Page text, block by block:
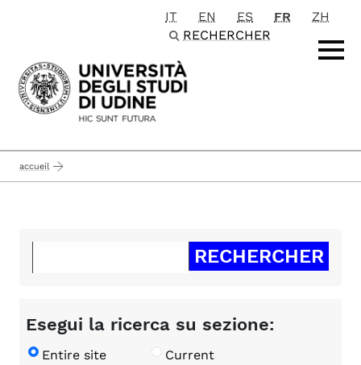
Passa al contenuto principale
IT EN ES FR
ZH
RECHERCHER
accueil
Esegui la ricerca su sezione:
Entire site Current